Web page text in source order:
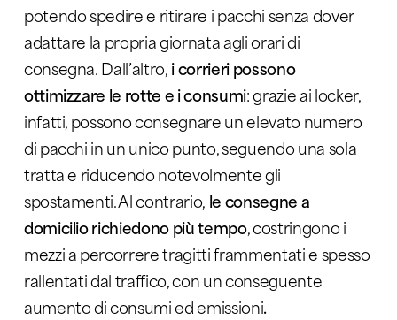
potendo spedire e ritirare i pacchi senza dover
adattare la propria giornata agli orari di
consegna. Dall’altro,i corrieri possono
ottimizzare le rotte e i consumi: grazie ai locker,
infatti, possono consegnare un elevato numero
di pacchi in un unico punto, seguendo una sola
tratta e riducendo notevolmente gli
spostamenti. Al contrario, le consegne a
domicilio richiedono più tempo, costringono i
mezzi a percorrere tragitti frammentati e spesso
rallentati dal traffico, con un conseguente
aumento di consumi ed emissioni.